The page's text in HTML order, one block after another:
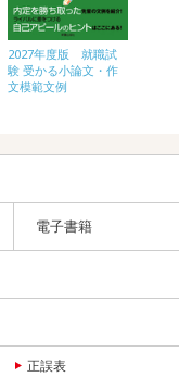
2027年度版 就職試
験 受かる小論文・作
文模範文例
電子書籍
正誤表